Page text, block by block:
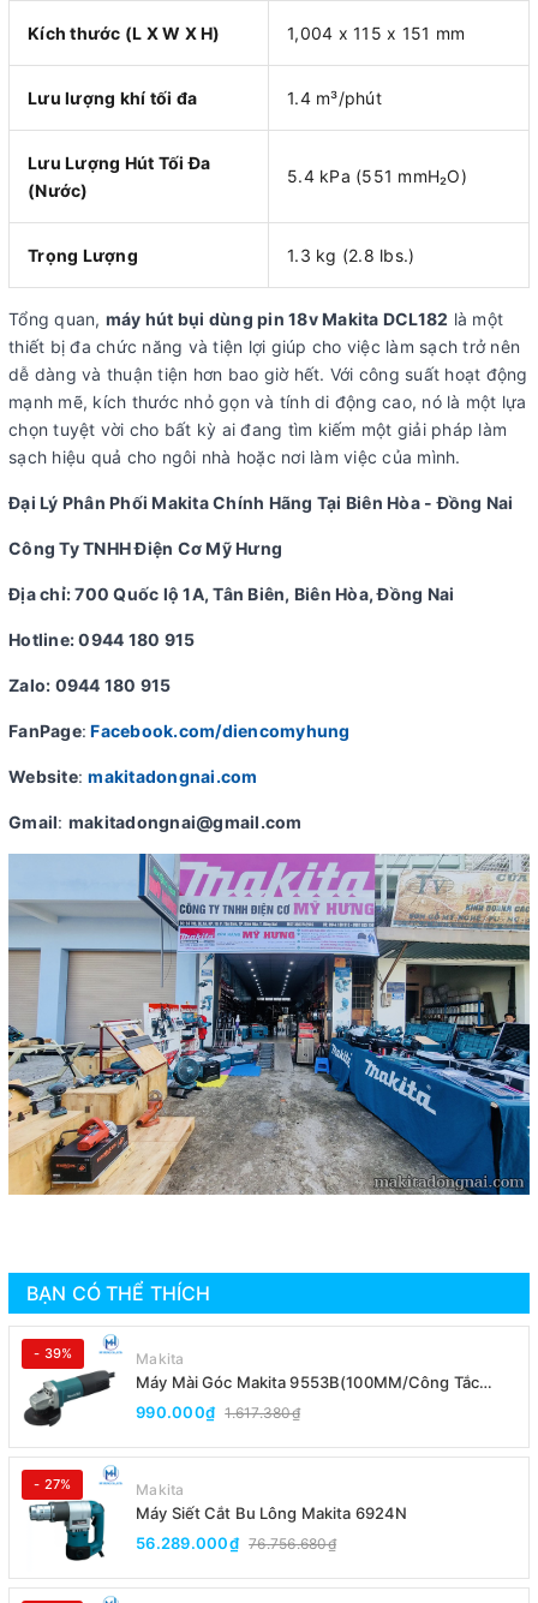
Kích thước (L X W X H) 1,004 x 115 x 151 mm
Lưu lượng khí tối đa 1.4 m³/phút
Lưu Lượng Hút Tối Đa
(Nước)
5.4 kPa (551 mmH₂O)
Trọng Lượng 1.3 kg (2.8 lbs.)
Tổng quan, máy hút bụi dùng pin 18v Makita DCL182 là một
thiết bị đa chức năng và tiện lợi giúp cho việc làm sạch trở nên
dễ dàng và thuận tiện hơn bao giờ hết. Với công suất hoạt động
mạnh mẽ, kích thước nhỏ gọn và tính di động cao, nó là một lựa
chọn tuyệt vời cho bất kỳ ai đang tìm kiếm một giải pháp làm
sạch hiệu quả cho ngôi nhà hoặc nơi làm việc của mình.
Đại Lý Phân Phối Makita Chính Hãng Tại Biên Hòa - Đồng Nai
Công Ty TNHH Điện Cơ Mỹ Hưng
Địa chỉ: 700 Quốc lộ 1A, Tân Biên, Biên Hòa, Đồng Nai
Hotline: 0944 180 915
Zalo: 0944 180 915
FanPage: Facebook.com/diencomyhung
Website:makitadongnai.com
Gmail: makitadongnai@gmail.com
BẠN CÓ THỂ THÍCH
- 39% Makita
Máy Mài Góc Makita 9553B(100MM/Công Tắc
Đuôi)
990.000₫ 1.617.380₫
- 27% Makita
Máy Siết Cắt Bu Lông Makita 6924N
56.289.000₫ 76.756.680₫